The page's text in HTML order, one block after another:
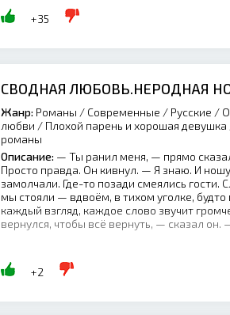
+35
СВОДНАЯ ЛЮБОВЬ.НЕРОДНАЯ
Жанр: Романы / Современные / Русские /
любви / Плохой парень и хорошая
романы
Описание: — Ты ранил меня, — прямо
Просто правда. Он кивнул. — Я знаю. И
замолчали. Где-то позади смеялись гости.
мы стояли — вдвоём, в тихом уголке, будто
каждый взгляд, каждое слово звучит
вернулся, чтобы всё вернуть, — сказал он.
+2